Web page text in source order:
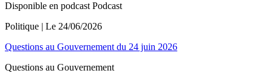
Disponible en podcast Podcast
Politique | Le 24/06/2026
Questions au Gouvernement du 24 juin 2026
Questions au Gouvernement